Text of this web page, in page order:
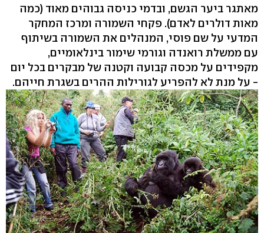
מאתגר ביער הגשם, ובדמי כניסה גבוהים מאוד (כמה
מאות דולרים לאדם). פקחי השמורה ומרכז המחקר
המדעי על שם פוסי, המנהלים את השמורה בשיתוף
עם ממשלת רואנדה וגורמי שימור בינלאומיים,
מקפידים על מכסה קבועה וקטנה של מבקרים בכל יום
- על מנת לא להפריע לגורילות ההרים בשגרת חייהם.